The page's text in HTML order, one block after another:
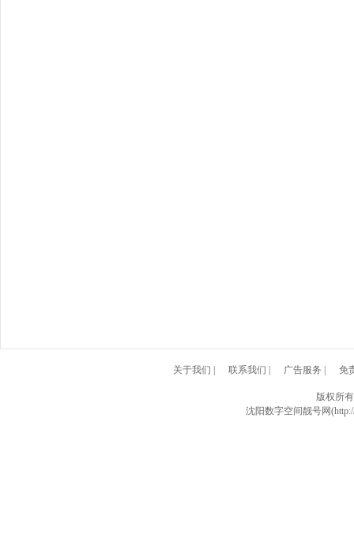
关于我们 联系我们 广告服务 免
版权所
沈阳数字空间靓号网